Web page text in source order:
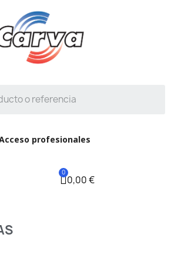
profesionales
0,00 €